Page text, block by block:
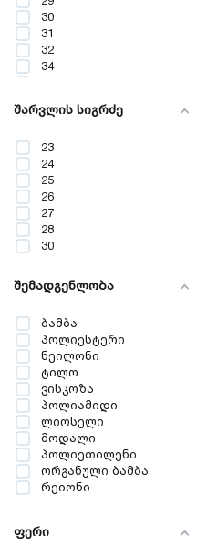
Y.A.S
30
31
32
34
40
44
შარვლის სიგრძე
23
24
25
26
27
28
30
შემადგენლობა
ბამბა
პოლიესტერი
ნეილონი
ტილო
ვისკოზა
პოლიამიდი
ლიოსელი
მოდალი
პოლიეთილენი
ორგანული ბამბა
რეიონი
ელასტანი
ფერი